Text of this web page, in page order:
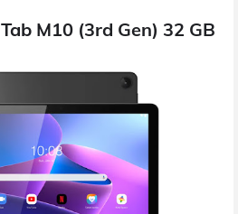
M10 (3rd Gen) 32 GB